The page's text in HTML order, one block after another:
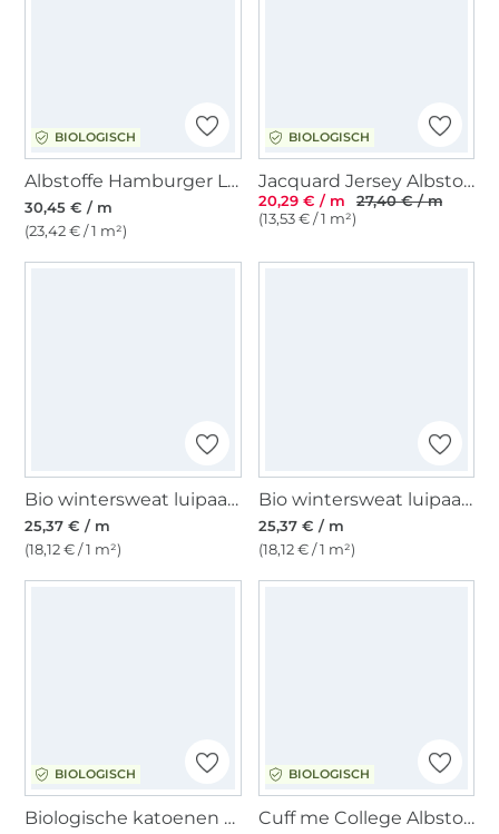
BIOLOGISCH
Albstoffe Hamburger Liebe Hipster Square Big Knit Knit Jacquard jersey, lichtgrijs
30,45 € / m
(23,42 € / 1 m²)
BIOLOGISCH
Jacquard Jersey Albstoffe Hamburger Liebe Queen of Hearts Royal Love Shadows, marineblauw
20,29 € / m
27,40 € / m
(13,53 € / 1 m²)
Bio wintersweat luipaard, rood
25,37 € / m
(18,12 € / 1 m²)
Bio wintersweat luipaard, donkerblauw
25,37 € / m
(18,12 € / 1 m²)
BIOLOGISCH
Biologische katoenen fleece, vaalgroen
BIOLOGISCH
Cuff me College Albstofe Hamburger Liebe Shine biologische boordstof XXL, donkerblauw - turquoise